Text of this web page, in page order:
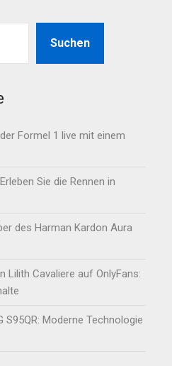
Suchen
Formel 1 live mit einem
Sie die Rennen in
des Harman Kardon Aura
Lilith Cavaliere auf OnlyFans:
S95QR: Moderne Technologie